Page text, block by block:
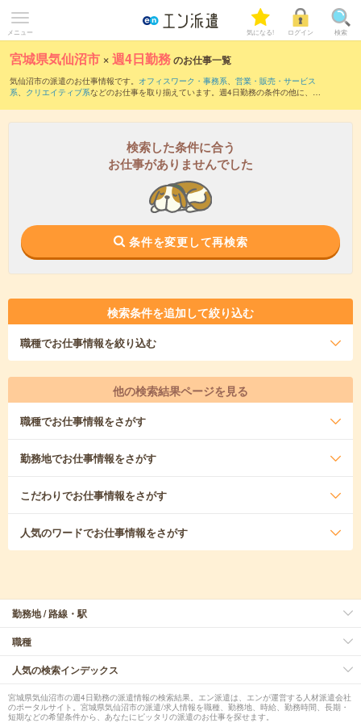
メニュー 気になる! ログイン 検索
宮城県気仙沼市 ×週4日勤務のお仕事一覧
気仙沼市の派遣のお仕事情報です。 オフィスワーク・事務系、 営業・販売・サービス
系、 クリエイティブ系などのお仕事を取り揃えています。週4日勤務の条件の他に、 交
検索した条件に合う
お仕事がありませんでした
条件を変更して再検索
検索条件を追加して絞り込む
職種でお仕事情報を絞り込む
他の検索結果ページを見る
職種でお仕事情報をさがす
勤務地でお仕事情報をさがす
こだわりでお仕事情報をさがす
人気のワードでお仕事情報をさがす
勤務地 / 路線・駅
職種
人気の検索インデックス
宮城県気仙沼市の週4日勤務の派遣情報の検索結果。エン派遣は、エンが運営する人材派遣会社
のポータルサイト。宮城県気仙沼市の派遣/求人情報を職種、勤務地、時給、勤務時間、長期・
短期などの希望条件から、あなたにピッタリの派遣のお仕事を探せます。